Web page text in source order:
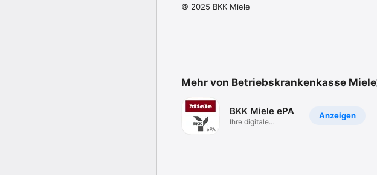
© 2025 BKK Miele
Mehr von Betriebskrankenkasse Miele
Anzeigen
BKK Miele ePA
Ihre digitale